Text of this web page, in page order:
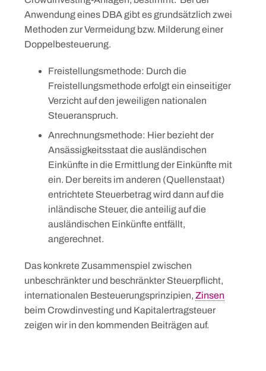
Anwendung eines DBA gibt es grundsätzlich zwei
Methoden zur Vermeidung bzw. Milderung einer
Doppelbesteuerung.
Freistellungsmethode: Durch die
Freistellungsmethode erfolgt ein einseitiger
Verzicht auf den jeweiligen nationalen
Steueranspruch.
Anrechnungsmethode: Hier bezieht der
Ansässigkeitsstaat die ausländischen
Einkünfte in die Ermittlung der Einkünfte mit
ein. Der bereits im anderen (Quellenstaat)
entrichtete Steuerbetrag wird dann auf die
inländische Steuer, die anteilig auf die
ausländischen Einkünfte entfällt,
angerechnet.
Das konkrete Zusammenspiel zwischen
unbeschränkter und beschränkter Steuerpflicht,
internationalen Besteuerungsprinzipien, Zinsen
beim Crowdinvesting und Kapitalertragsteuer
zeigen wir in den kommenden Beiträgen auf.